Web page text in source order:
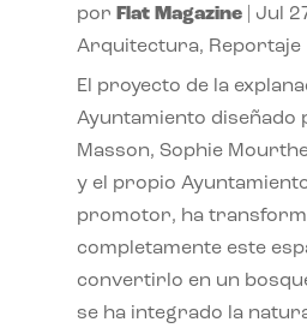
por Flat Magazine| Jul
Arquitectura, Reportaje
El proyecto de la
Ayuntamiento diseñado
Masson, Sophie
y el propio
promotor, ha
completamente este
convertirlo en un
se ha integrado la